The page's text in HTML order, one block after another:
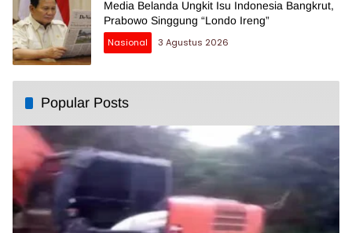
Media Belanda Ungkit Isu Indonesia Bangkrut,
Prabowo Singgung “Londo Ireng”
Nasional
3 Agustus 2026
Popular Posts